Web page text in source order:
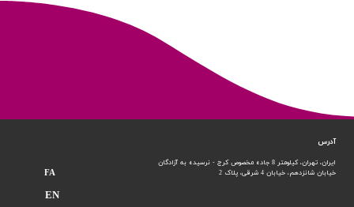
آدرس
ایران، تهران، کیلومتر 8 جاده مخصوص کرج - نرسیده به آزادگان
خیابان شانزدهم، خیابان 4 شرقی، پلاک 2 FA